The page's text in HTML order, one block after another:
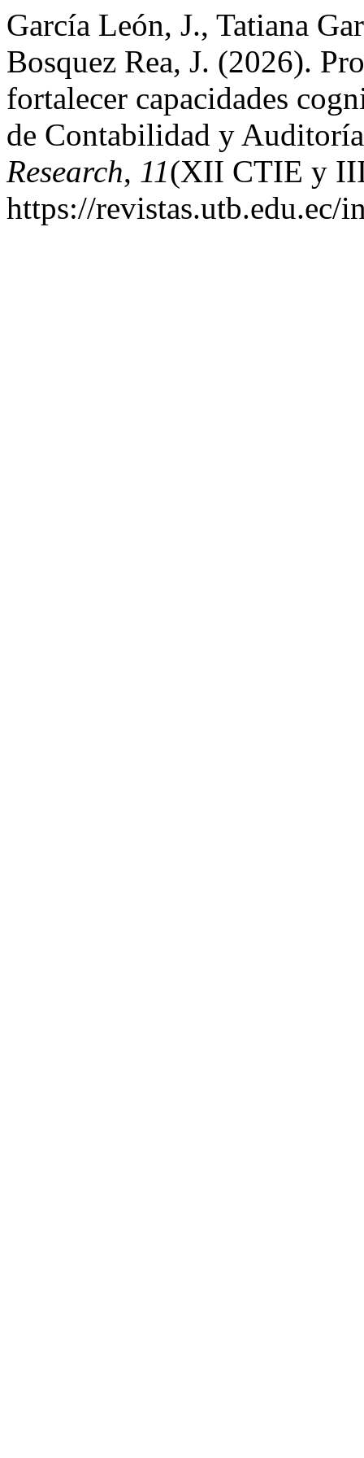
García León, J., Tatiana
Bosquez Rea, J. (2026).
fortalecer capacidades
de Contabilidad y
Research, 11(XII CTIE y III
https://revistas.utb.edu.ec/